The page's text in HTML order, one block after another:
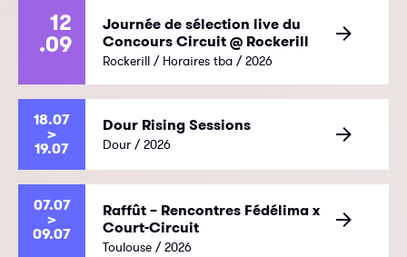
12
.09
Journée de sélection live du
Concours Circuit @ Rockerill
Rockerill / Horaires tba / 2026
18.07
>
19.07
Dour Rising Sessions
Dour / 2026
07.07
>
09.07
Raffût – Rencontres Fédélima x
Court-Circuit
Toulouse / 2026